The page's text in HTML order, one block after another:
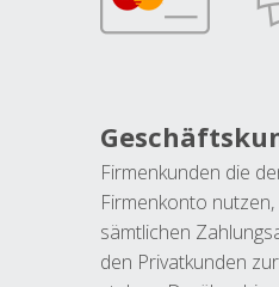
Firmenkunden die
Firmenkonto
sämtlichen
den Privatkunden